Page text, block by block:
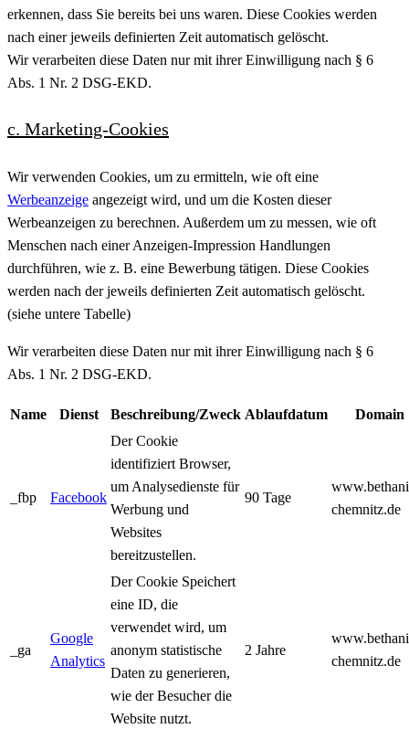
erkennen, dass Sie bereits bei uns waren. Diese Cookies werden
nach einer jeweils definierten Zeit automatisch gelöscht.
Wir verarbeiten diese Daten nur mit ihrer Einwilligung nach § 6
Abs. 1 Nr. 2 DSG-EKD.
c. Marketing-Cookies
Wir verwenden Cookies, um zu ermitteln, wie oft eine
Werbeanzeige angezeigt wird, und um die Kosten dieser
Werbeanzeigen zu berechnen. Außerdem um zu messen, wie oft
Menschen nach einer Anzeigen-Impression Handlungen
durchführen, wie z. B. eine Bewerbung tätigen. Diese Cookies
werden nach der jeweils definierten Zeit automatisch gelöscht.
(siehe untere Tabelle)
Wir verarbeiten diese Daten nur mit ihrer Einwilligung nach § 6
Abs. 1 Nr. 2 DSG-EKD.
Name Dienst Beschreibung/Zweck Ablaufdatum Domain
_fbp Facebook
Der Cookie
identifiziert Browser,
um Analysedienste für
Werbung und
Websites
bereitzustellen.
90 Tage
chemnitz.de
_ga
Google
Analytics
Der Cookie Speichert
eine ID, die
verwendet wird, um
anonym statistische
Daten zu generieren,
wie der Besucher die
Website nutzt.
2 Jahre
chemnitz.de